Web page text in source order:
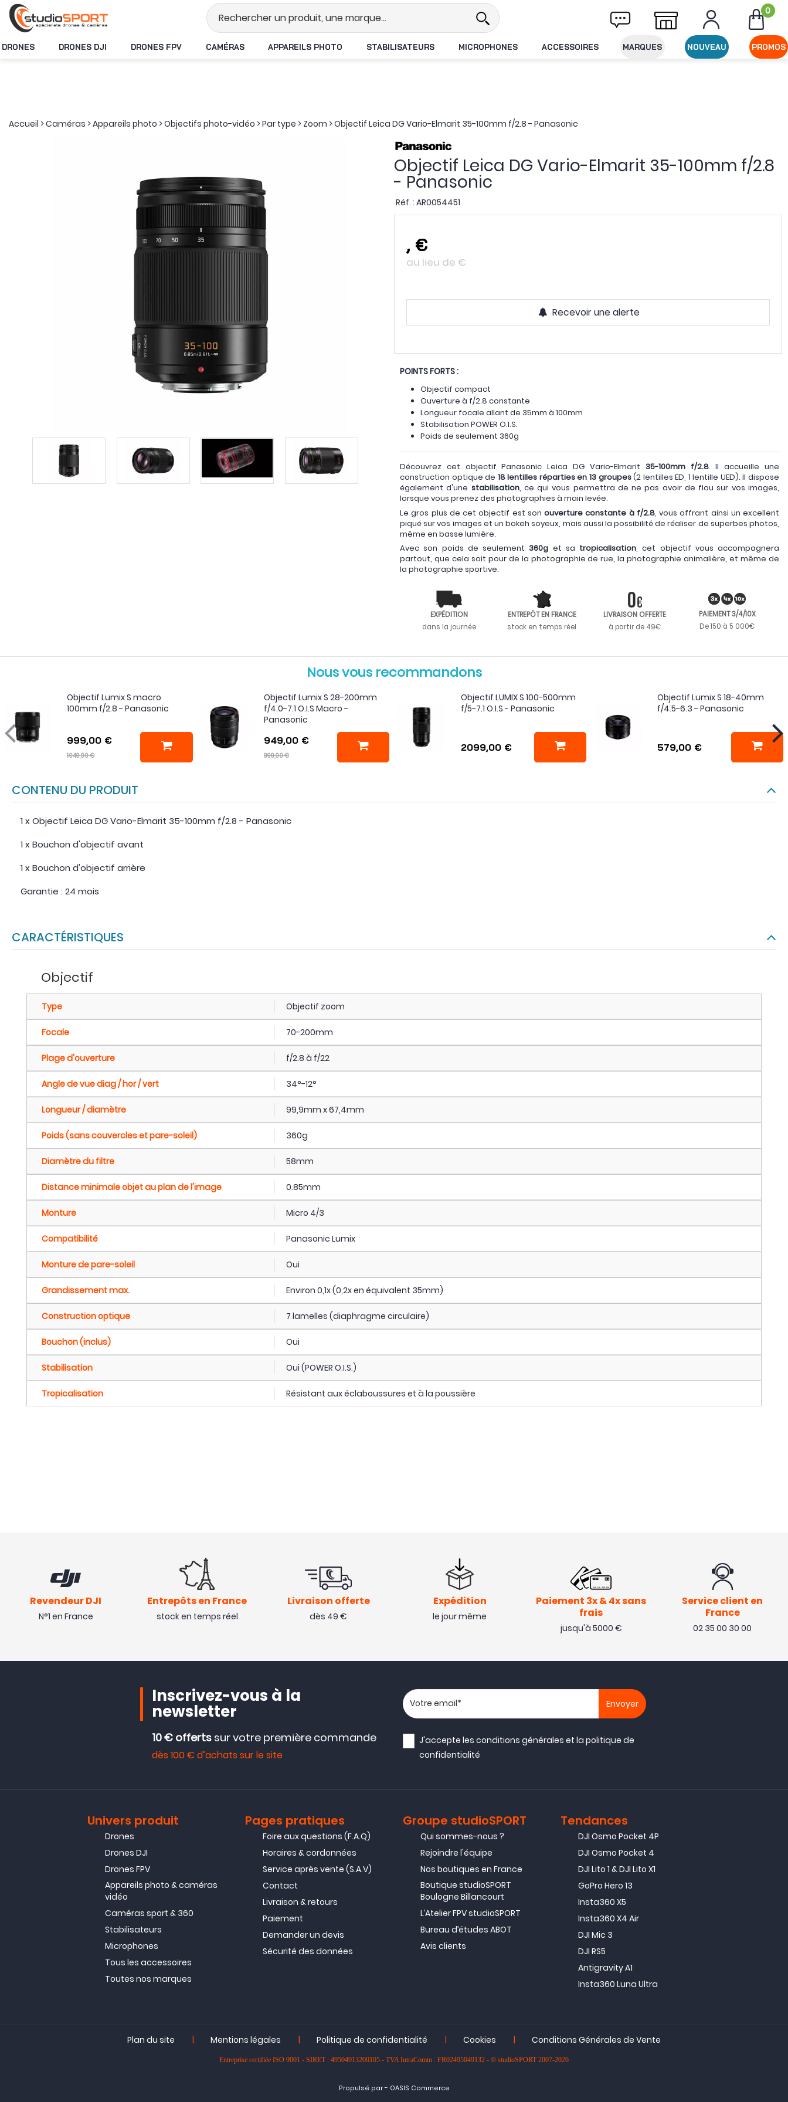
Stock en temps réel Livraison offerte dès 49€ d'achat 0
DRONES DRONES DJI DRONES FPV CAMÉRAS APPAREILS PHOTO STABILISATEURS MICROPHONES ACCESSOIRES MARQUES NOUVEAU PROMOS
Accueil >Caméras >Appareils photo >Objectifs photo-vidéo >Par type > Zoom >Objectif Leica DG Vario-Elmarit 35-100mm f/2.8 - Panasonic
Objectif Leica DG Vario-Elmarit 35-100mm f/2.8
- Panasonic
Réf. : AR0054451
, €
au lieu de €
Recevoir une alerte
POINTS FORTS :
Objectif compact
Ouverture à f/2.8 constante
Longueur focale allant de 35mm à 100mm
Stabilisation POWER O.I.S.
Poids de seulement 360g
Découvrez cet objectif Panasonic Leica DG Vario-Elmarit 35-100mm f/2.8. Il accueille une
construction optique de 18 lentilles réparties en 13 groupes(2 lentilles ED, 1 lentille UED). Il dispose
également d'une stabilisation, ce qui vous permettra de ne pas avoir de flou sur vos images,
lorsque vous prenez des photographies à main levée.
Le gros plus de cet objectif est son ouverture constante à f/2.8, vous offrant ainsi un excellent
piqué sur vos images et un bokeh soyeux, mais aussi la possibilité de réaliser de superbes photos,
même en basse lumière.
Avec son poids de seulement360g et sa tropicalisation, cet objectif vous accompagnera
partout, que cela soit pour de la photographie de rue, la photographie animalière, et même de
la photographie sportive.
EXPÉDITION
dans la journée
ENTREPÔT EN FRANCE
stock en temps réel
LIVRAISON OFFERTE
à partir de 49€
PAIEMENT 3/4/10X
De 150 à 5 000€
Nous vous recommandons
Objectif Lumix S macro
100mm f/2.8 - Panasonic
999,00 €
1049,00 €
Objectif Lumix S 28-200mm
f/4.0-7.1 O.I.S Macro -
Panasonic
949,00 €
999,00 €
Objectif LUMIX S 100-500mm
f/5-7.1 O.I.S - Panasonic
2099,00 €
Objectif Lumix S 18-40mm
f/4.5-6.3 - Panasonic
579,00 €
CONTENU DU PRODUIT
1 x Objectif Leica DG Vario-Elmarit 35-100mm f/2.8 - Panasonic
1 x Bouchon d'objectif avant
1 x Bouchon d'objectif arrière
Garantie : 24 mois
CARACTÉRISTIQUES
Objectif
Type Objectif zoom
Focale 70-200mm
Plage d'ouverture f/2.8 à f/22
Angle de vue diag / hor / vert 34°-12°
Longueur / diamètre 99,9mm x 67,4mm
Poids (sans couvercles et pare-soleil) 360g
Diamètre du filtre 58mm
Distance minimale objet au plan de l'image 0.85mm
Monture Micro 4/3
Compatibilité Panasonic Lumix
Monture de pare-soleil Oui
Grandissement max. Environ 0,1x (0,2x en équivalent 35mm)
Construction optique 7 lamelles (diaphragme circulaire)
Bouchon (inclus) Oui
Stabilisation Oui (POWER O.I.S.)
Tropicalisation Résistant aux éclaboussures et à la poussière
Revendeur DJI
N°1 en France
Entrepôts en France
stock en temps réel
Livraison offerte
dès 49 €
Expédition
le jour même
Paiement 3x & 4x sans
frais
jusqu'à 5000 €
Service client en
France
02 35 00 30 00
Inscrivez-vous à la
newsletter
10 € offerts sur votre première commande
dès 100 € d’achats sur le site
Votre adresse email
J'accepte lesconditions générales et lapolitique de
confidentialité
Univers produit
Drones
Drones DJI
Drones FPV
Appareils photo & caméras
vidéo
Caméras sport & 360
Stabilisateurs
Microphones
Tous les accessoires
Toutes nos marques
Pages pratiques
Foire aux questions (F.A.Q)
Horaires & cordonnées
Service après vente (S.A.V)
Contact
Livraison & retours
Paiement
Demander un devis
Sécurité des données
Groupe studioSPORT
Qui sommes-nous ?
Rejoindre l'équipe
Nos boutiques en France
Boutique studioSPORT
Boulogne Billancourt
L’Atelier FPV studioSPORT
Bureau d’études ABOT
Avis clients
Tendances
DJI Osmo Pocket 4P
DJI Osmo Pocket 4
DJI Lito 1 & DJI Lito X1
GoPro Hero 13
Insta360 X5
Insta360 X4 Air
DJI Mic 3
DJI RS5
Antigravity A1
Insta360 Luna Ultra
Plan du site | Mentions légales | Politique de confidentialité | Cookies | Conditions Générales de Vente
Entreprise certifiée ISO 9001 - SIRET : 49504913200105 - TVA IntraComm : FR02495049132 - © studioSPORT 2007-2026
Propulsé par- OASIS Commerce